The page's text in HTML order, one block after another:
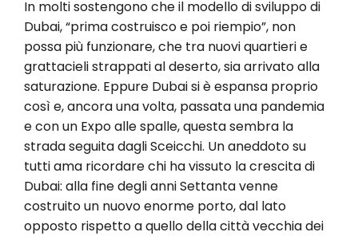
In molti sostengono che il modello di sviluppo di
Dubai, “prima costruisco e poi riempio”, non
possa più funzionare, che tra nuovi quartieri e
grattacieli strappati al deserto, sia arrivato alla
saturazione. Eppure Dubai si è espansa proprio
così e, ancora una volta, passata una pandemia
e con un Expo alle spalle, questa sembra la
strada seguita dagli Sceicchi. Un aneddoto su
tutti ama ricordare chi ha vissuto la crescita di
Dubai: alla fine degli anni Settanta venne
costruito un nuovo enorme porto, dal lato
opposto rispetto a quello della città vecchia dei